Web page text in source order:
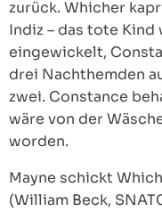
zurück. Whicher
Indiz – das tote
eingewickelt,
drei Nachthemden
zwei. Constance
wäre von der
worden.
Mayne schickt
(William Beck,